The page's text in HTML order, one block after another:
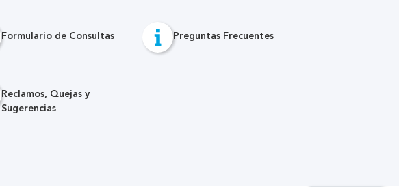
Formulario de Consultas Preguntas Frecuentes
Reclamos, Quejas y
Sugerencias